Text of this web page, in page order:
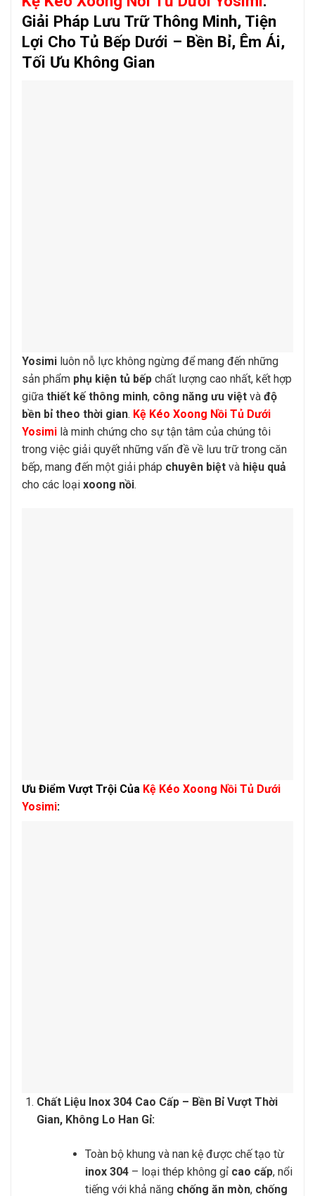
Giải Pháp Lưu Trữ Thông Minh, Tiện
Lợi Cho Tủ Bếp Dưới – Bền Bỉ, Êm Ái,
Tối Ưu Không Gian
Yosimi luôn nỗ lực không ngừng để mang đến những
sản phẩm phụ kiện tủ bếp chất lượng cao nhất, kết hợp
giữa thiết kế thông minh, công năng ưu việt và độ
bền bỉ theo thời gian. Kệ Kéo Xoong Nồi Tủ Dưới
Yosimi là minh chứng cho sự tận tâm của chúng tôi
trong việc giải quyết những vấn đề về lưu trữ trong căn
bếp, mang đến một giải pháp chuyên biệt và hiệu quả
cho các loại xoong nồi.
Ưu Điểm Vượt Trội Của Kệ Kéo Xoong Nồi Tủ Dưới
Yosimi:
Chất Liệu Inox 304 Cao Cấp – Bền Bỉ Vượt Thời
Gian, Không Lo Han Gỉ:
Toàn bộ khung và nan kệ được chế tạo từ
inox 304– loại thép không gỉ cao cấp, nổi
tiếng với khả năng chống ăn mòn, chống